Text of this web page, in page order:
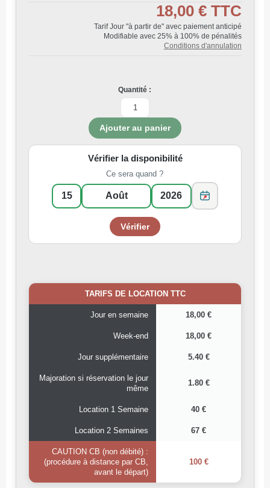
18,00 € TTC
Tarif Jour "à partir de" avec paiement anticipé
Modifiable avec 25% à 100% de pénalités
Conditions d'annulation
Quantité :
Vérifier la disponibilité
Ce sera quand ?
TARIFS DE LOCATION TTC
Jour en semaine 18,00 €
Week-end 18,00 €
Jour supplémentaire 5.40 €
Majoration si réservation le jour
même
1.80 €
Location 1 Semaine 40 €
Location 2 Semaines 67 €
CAUTION CB (non débité) :
(procédure à distance par CB,
avant le départ)
100 €